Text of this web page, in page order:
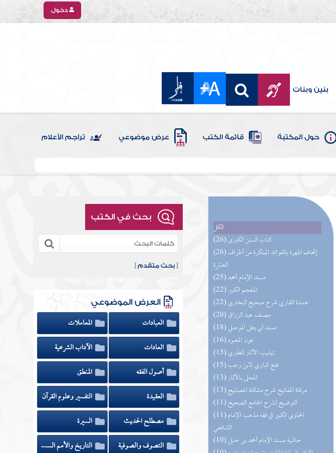
دخول
بنين وبنات
حول المكتبة قائمة الكتب عرض موضوعي تراجم الأعلام
الكل
(26) كتاب السنن الكبرى
(26) إتحاف المهرة بالفوائد المبتكرة من أطراف
العشرة
(25) مسند الإمام أحمد
(22) المعجم الكبير
(22) عمدة القاري شرح صحيح البخاري
(20) مصنف عبد الرزاق
(18) مسند أبي يعلى الموصلي
(16) عون المعبود
(15) تهذيب الآثار للطبري
(15) فتح الباري لابن رجب
(13) المحلى بالآثار
(13) مرقاة المفاتيح شرح مشكاة المصابيح
(11) التوضيح لشرح الجامع الصحيح
(11) الحاوي الكبير في فقه مذهب الإمام
الشافعي
(10) حاشية مسند الإمام أحمد بن حنبل
بحث في الكتب
[بحث متقدم ]
العرض الموضوعي
العبادات
المعاملات
العادات
الآداب الشرعية
أصول الفقه
المنطق
العقيدة
التفسير وعلوم القرآن
مصطلح الحديث
السيرة
التصوف والصوفية
التاريخ والأمم السابقة